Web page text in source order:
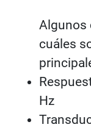
Algunos
cuáles
Hz